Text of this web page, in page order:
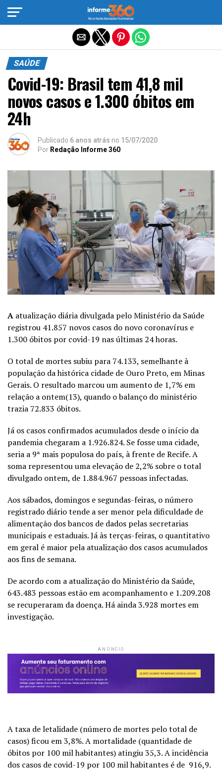
SAÚDE
Covid-19: Brasil tem 41,8 mil
novos casos e 1.300 óbitos em
24h
Publicado 6 anos atrás no 15/07/2020
Por Redação Informe 360
A atualização diária divulgada pelo Ministério da Saúde
registrou 41.857 novos casos do novo coronavírus e
1.300 óbitos por covid-19 nas últimas 24 horas.
O total de mortes subiu para 74.133, semelhante à
população da histórica cidade de Ouro Preto, em Minas
Gerais. O resultado marcou um aumento de 1,7% em
relação a ontem(13), quando o balanço do ministério
trazia 72.833 óbitos.
Já os casos confirmados acumulados desde o início da
pandemia chegaram a 1.926.824. Se fosse uma cidade,
seria a 9ª mais populosa do país, à frente de Recife. A
soma representou uma elevação de 2,2% sobre o total
divulgado ontem, de 1.884.967 pessoas infectadas.
Aos sábados, domingos e segundas-feiras, o número
registrado diário tende a ser menor pela dificuldade de
alimentação dos bancos de dados pelas secretarias
municipais e estaduais. Já àsterças-feiras, o quantitativo
em geral é maior pela atualização dos casos acumulados
aos fins de semana.
De acordo com a atualização do Ministério da Saúde,
643.483 pessoas estão em acompanhamento e 1.209.208
se recuperaram da doença. Há ainda 3.928 mortes em
investigação.
ANÚNCIO
A taxa de letalidade (número de mortes pelo total de
casos) ficou em 3,8%. A mortalidade (quantidade de
óbitos por 100 mil habitantes) atingiu 35,3. A incidência
dos casos de covid-19 por 100 mil habitantes é de 916,9.
Sair da versão mobile